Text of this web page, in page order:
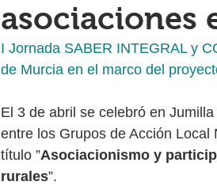
asociaciones
I Jornada SABER INTEGRAL y
de Murcia en el marco del
El 3 de abril se celebró en
entre los Grupos de Acción Local
título ”Asociacionismo y
rurales”.